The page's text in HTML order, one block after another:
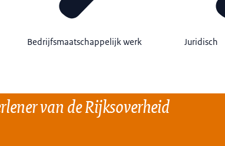
Bedrijfsmaatschappelijk werk Juridisch
van de Rijksoverheid